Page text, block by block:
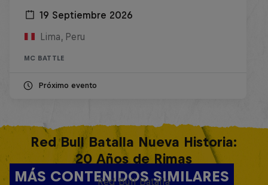
19 Septiembre 2026
Lima, Peru
MC BATTLE
Próximo evento
MÁS CONTENIDOS SIMILARES
Red Bull Batalla Nueva Historia:
20 Años de Rimas
Red Bull Batalla